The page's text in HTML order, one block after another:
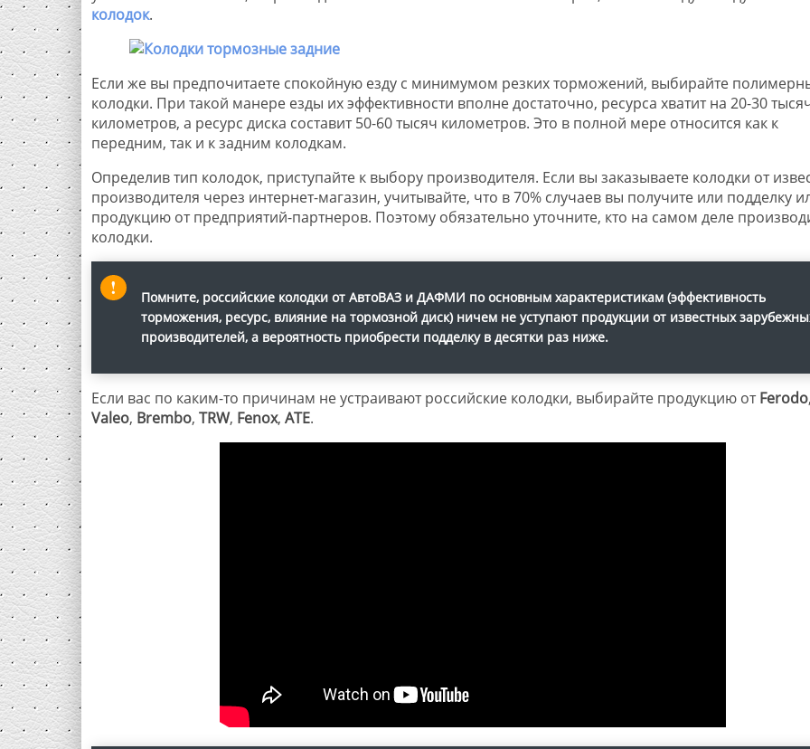
колодок.
Если же вы предпочитаете спокойную езду с минимумом резких торможений, выбирайте
колодки. При такой манере езды их эффективности вполне достаточно, ресурса хватит на 20-30
километров, а ресурс диска составит 50-60 тысяч километров. Это в полной мере относится как к
передним, так и к задним колодкам.
Определив тип колодок, приступайте к выбору производителя. Если вы заказываете колодки от
производителя через интернет-магазин, учитывайте, что в 70% случаев вы получите или подделку
продукцию от предприятий-партнеров. Поэтому обязательно уточните, кто на самом деле
колодки.
Помните, российские колодки от АвтоВАЗи ДАФМИ по основным характеристикам (эффективность
торможения, ресурс, влияние на тормозной диск) ничем не уступают продукции от известных
производителей, а вероятность приобрести подделку в десятки раз ниже.
Если вас по каким-то причинам не устраивают российские колодки, выбирайте продукцию отFerodo
Valeo, Brembo, TRW, Fenox, АТЕ.